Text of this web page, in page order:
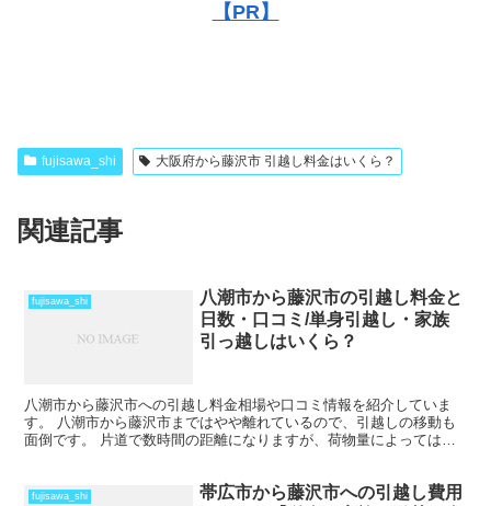
【PR】
fujisawa_shi 大阪府から藤沢市 引越し料金はいくら？
関連記事
fujisawa_shi
八潮市から藤沢市の引越し料金と
日数・口コミ/単身引越し・家族
引っ越しはいくら？
八潮市から藤沢市への引越し料金相場や口コミ情報を紹介していま
す。 八潮市から藤沢市まではやや離れているので、引越しの移動も
面倒です。 片道で数時間の距離になりますが、荷物量によってはそ
fujisawa_shi
帯広市から藤沢市への引越し費用